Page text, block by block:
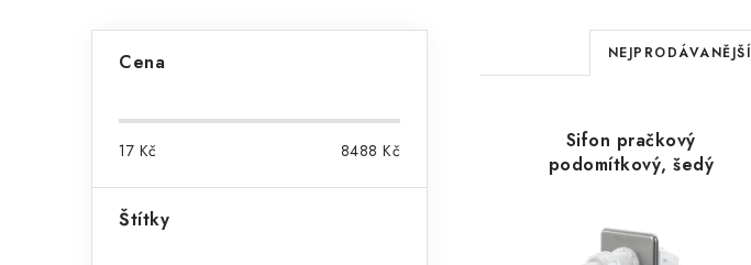
t
Cena
17 Kč 8488 Kč
Štítky
Ř
a
z
e
n
NEJPRODÁVANĚJŠÍ
Sifon pračkový
podomítkový, šedý